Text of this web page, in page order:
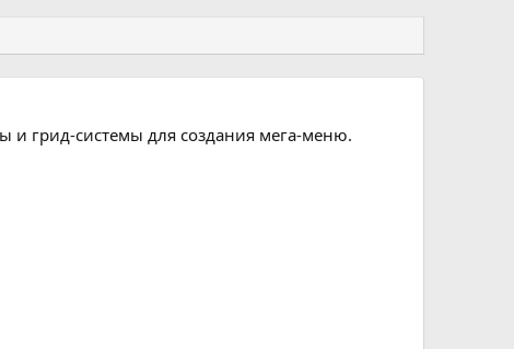
и грид-системы для создания мега-меню.